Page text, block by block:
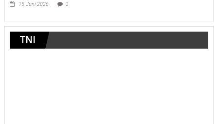
15 Juni 2026 0
TNI